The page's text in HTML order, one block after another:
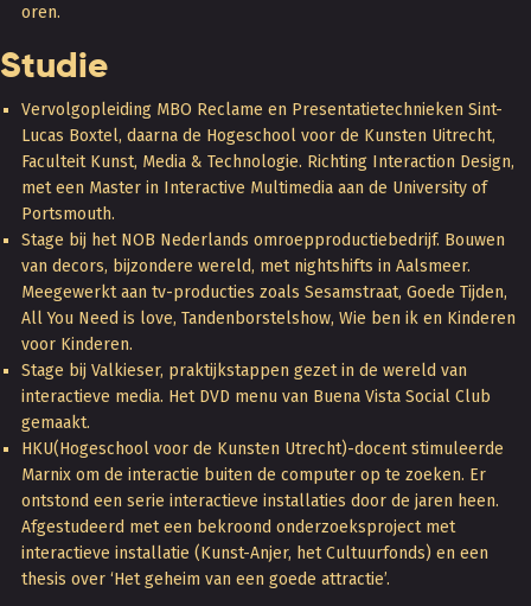
oren.
Studie
Vervolgopleiding MBO Reclame en Presentatietechnieken Sint-
Lucas Boxtel, daarna de Hogeschool voor de Kunsten Uitrecht,
Faculteit Kunst, Media & Technologie. Richting Interaction Design,
met een Master in Interactive Multimedia aan de University of
Portsmouth.
Stage bij het NOB Nederlands omroepproductiebedrijf. Bouwen
van decors, bijzondere wereld, met nightshifts in Aalsmeer.
Meegewerkt aan tv-producties zoals Sesamstraat, Goede Tijden,
All You Need is love, Tandenborstelshow, Wie ben ik en Kinderen
voor Kinderen.
Stage bij Valkieser, praktijkstappen gezet in de wereld van
interactieve media. Het DVD menu van Buena Vista Social Club
gemaakt.
HKU(Hogeschool voor de Kunsten Utrecht)-docent stimuleerde
Marnix om de interactie buiten de computer op te zoeken. Er
ontstond een serie interactieve installaties door de jaren heen.
Afgestudeerd met een bekroond onderzoeksproject met
interactieve installatie (Kunst-Anjer, het Cultuurfonds) en een
thesis over ‘Het geheim van een goede attractie’.